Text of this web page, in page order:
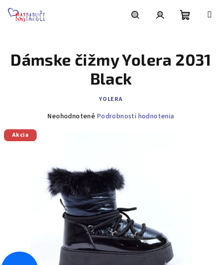
košík
Dámske čižmy Yolera 2031
Black
YOLERA
Priemerné
5
hviezdičiek.
Neohodnotené Podrobnosti hodnotenia
Akcia